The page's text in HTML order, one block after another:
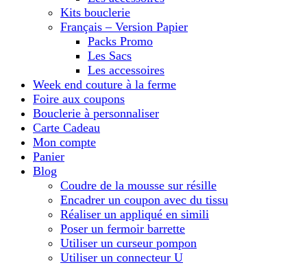
Kits bouclerie
Français – Version Papier
Packs Promo
Les Sacs
Les accessoires
Week end couture à la ferme
Foire aux coupons
Bouclerie à personnaliser
Carte Cadeau
Mon compte
Panier
Blog
Coudre de la mousse sur résille
Encadrer un coupon avec du tissu
Réaliser un appliqué en simili
Poser un fermoir barrette
Utiliser un curseur pompon
Utiliser un connecteur U